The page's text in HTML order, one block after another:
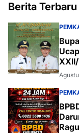
Berita Terbaru